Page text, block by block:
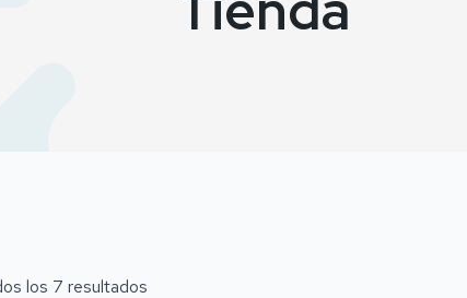
los 7 resultados